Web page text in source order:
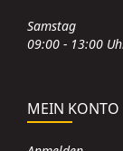
Samstag
09:00 - 13:00
MEIN KONTO